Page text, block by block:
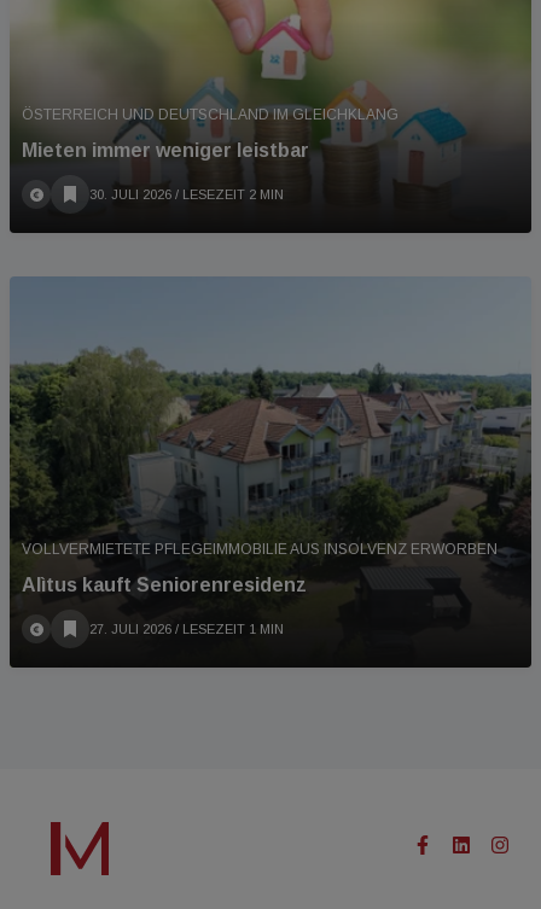
ÖSTERREICH UND DEUTSCHLAND IM GLEICHKLANG
Mieten immer weniger leistbar
30. JULI 2026 / LESEZEIT 2 MIN
VOLLVERMIETETE PFLEGEIMMOBILIE AUS INSOLVENZ ERWORBEN
Alìtus kauft Seniorenresidenz
27. JULI 2026 / LESEZEIT 1 MIN